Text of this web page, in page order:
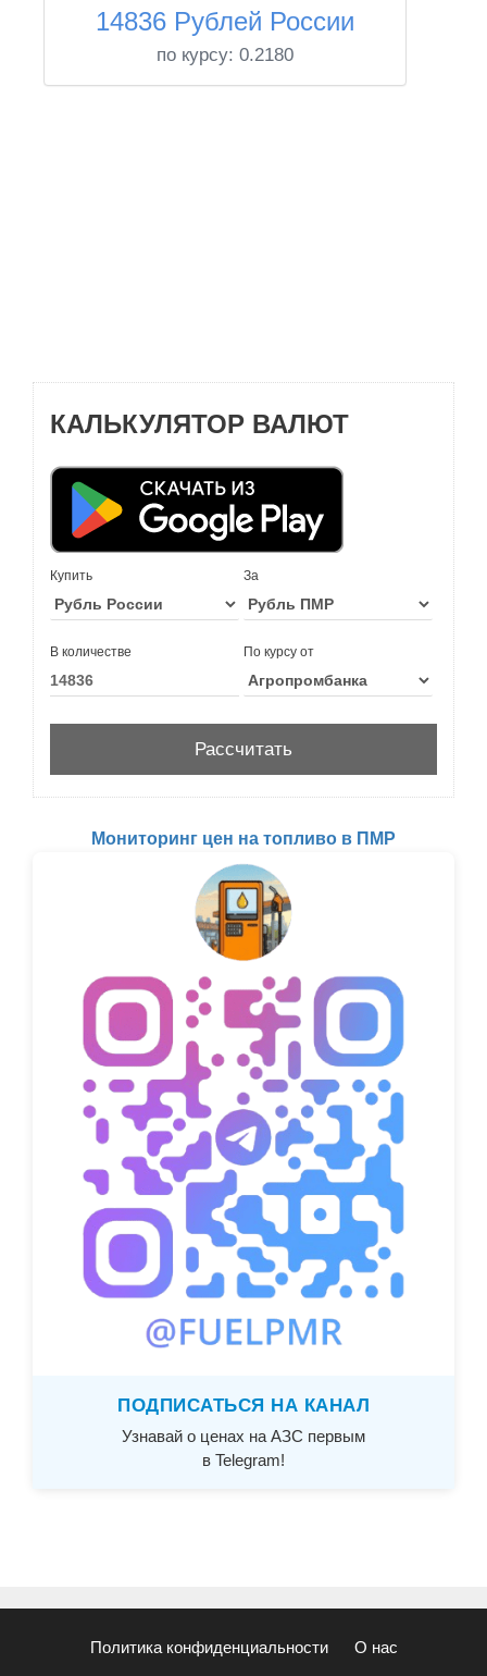
14836 Рублей России
по курсу: 0.2180
КАЛЬКУЛЯТОР ВАЛЮТ
Купить За
В количестве По курсу от
Мониторинг цен на топливо в ПМР
ПОДПИСАТЬСЯ НА КАНАЛ
Узнавай о ценах на АЗС первым
в Telegram!
Политика конфиденциальности О нас